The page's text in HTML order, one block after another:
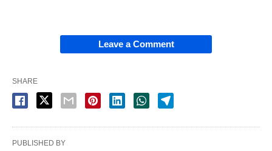
Leave a Comment
SHARE
PUBLISHED BY